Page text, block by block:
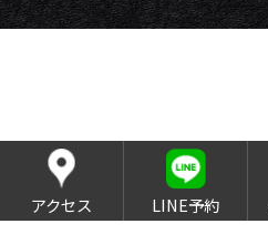
アクセス LINE予約